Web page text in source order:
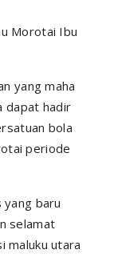
Morotai Ibu
yang maha
dapat hadir
bola
periode
baru
selamat
maluku utara